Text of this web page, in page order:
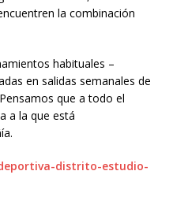
la combinación
habituales –
en salidas semanales de
que a todo el
a la que está
distrito-estudio-